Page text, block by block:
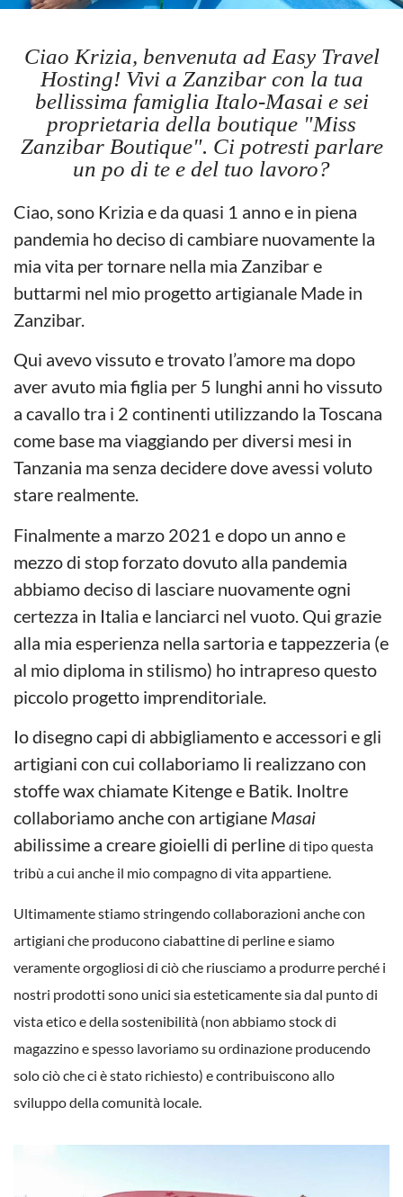
Ciao Krizia, benvenuta ad Easy Travel
Hosting! Vivi a Zanzibar con la tua
bellissima famiglia Italo-Masai e sei
proprietaria della boutique "Miss
Zanzibar Boutique". Ci potresti parlare
un po di te e del tuo lavoro?
Ciao, sono Krizia e da quasi 1 anno e in piena
pandemia ho deciso di cambiare nuovamente la
mia vita per tornare nella mia Zanzibar e
buttarmi nel mio progetto artigianale Made in
Zanzibar.
Qui avevo vissuto e trovato l’amore ma dopo
aver avuto mia figlia per 5 lunghi anni ho vissuto
a cavallo tra i 2 continenti utilizzando la Toscana
come base ma viaggiando per diversi mesi in
Tanzania ma senza decidere dove avessi voluto
stare realmente.
Finalmente a marzo 2021 e dopo un anno e
mezzo di stop forzato dovuto alla pandemia
abbiamo deciso di lasciare nuovamente ogni
certezza in Italia e lanciarci nel vuoto. Qui grazie
alla mia esperienza nella sartoria e tappezzeria (e
al mio diploma in stilismo) ho intrapreso questo
piccolo progetto imprenditoriale.
Io disegno capi di abbigliamento e accessori e gli
artigiani con cui collaboriamo li realizzano con
stoffe wax chiamate Kitenge e Batik. Inoltre
collaboriamo anche con artigiane Masai
abilissime a creare gioielli di perline di tipo questa
tribù a cui anche il mio compagno di vita appartiene.
Ultimamente stiamo stringendo collaborazioni anche con
artigiani che producono ciabattine di perline e siamo
veramente orgogliosi di ciò che riusciamo a produrre perché i
nostri prodotti sono unici sia esteticamente sia dal punto di
vista etico e della sostenibilità (non abbiamo stock di
magazzino e spesso lavoriamo su ordinazione producendo
solo ciò che ci è stato richiesto) e contribuiscono allo
sviluppo della comunità locale.